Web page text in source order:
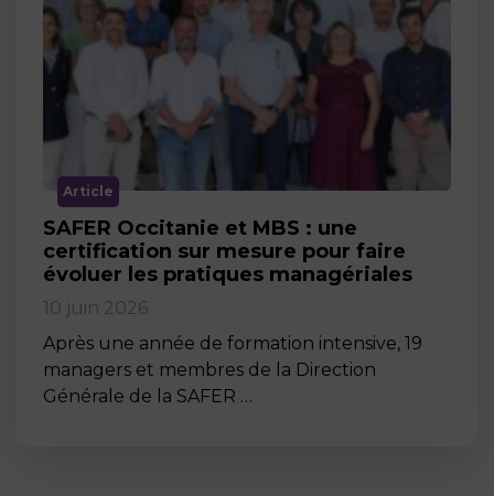
Article
SAFER Occitanie et MBS : une
certification sur mesure pour faire
évoluer les pratiques managériales
10 juin 2026
Après une année de formation intensive, 19
managers et membres de la Direction
Générale de la SAFER …